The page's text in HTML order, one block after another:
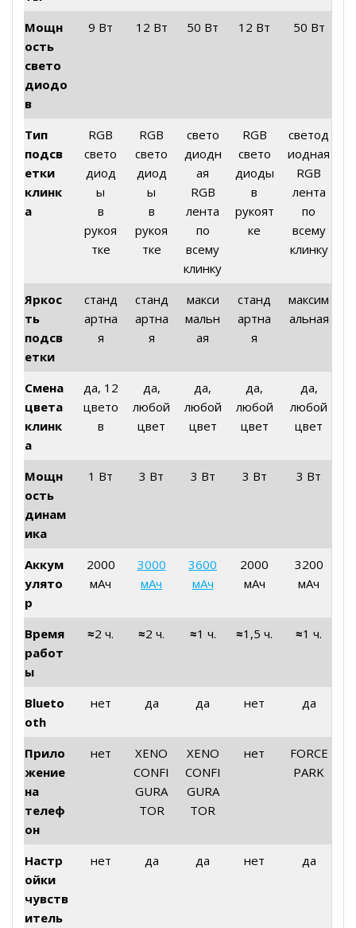
Мощн
ость
свето
диодо
в
9 Вт 12 Вт 50 Вт 12 Вт 50 Вт
Тип
подсв
етки
клинк
а
RGB
свето
диод
ы
в
рукоя
тке
RGB
свето
диод
ы
в
рукоя
тке
свето
диодн
ая
RGB
лента
по
всему
клинку
RGB
свето
диоды
в
рукоят
ке
светод
иодная
RGB
лента
по
всему
клинку
Яркос
ть
подсв
етки
станд
артна
я
станд
артна
я
макси
мальн
ая
станд
артна
я
максим
альная
Смена
цвета
клинк
а
да, 12
цвето
в
да,
любой
цвет
да,
любой
цвет
да,
любой
цвет
да,
любой
цвет
Мощн
ость
динам
ика
1 Вт 3 Вт 3 Вт 3 Вт 3 Вт
Аккум
улято
р
2000
мАч
3000
мАч
3600
мАч
2000
мАч
3200
мАч
Время
работ
ы
≈2 ч. ≈2 ч. ≈1 ч. ≈1,5 ч. ≈1 ч.
Blueto
oth
нет да да нет да
Прило
жение
на
телеф
он
нет
XENO
CONFI
GURA
TOR
XENO
CONFI
GURA
TOR
нет
FORCE
PARK
Настр
ойки
чувств
итель
нет да да нет да